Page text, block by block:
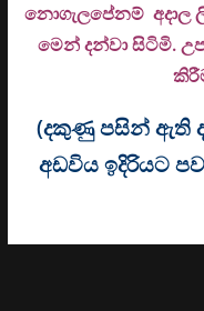
නොගැලපේනම් අදාල
මෙන් දන්වා සිටිමි. උ
(දකුණු පසින් ඇති
අඩවිය ඉදිරියට